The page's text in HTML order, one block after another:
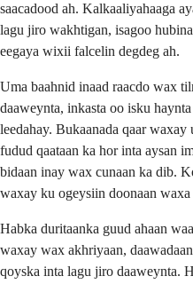
saacadood ah. Kalkaaliyahaaga
lagu jiro wakhtigan, isagoo
eegaya wixii falcelin degdeg ah.
Uma baahnid inaad raacdo wax
daaweynta, inkasta oo isku
leedahay. Bukaanada qaar
fudud qaataan ka hor inta aysan
bidaan inay wax cunaan ka dib.
waxay ku ogeysiin doonaan
Habka duritaanka guud ahaan
waxay wax akhriyaan,
qoyska inta lagu jiro daaweynta.